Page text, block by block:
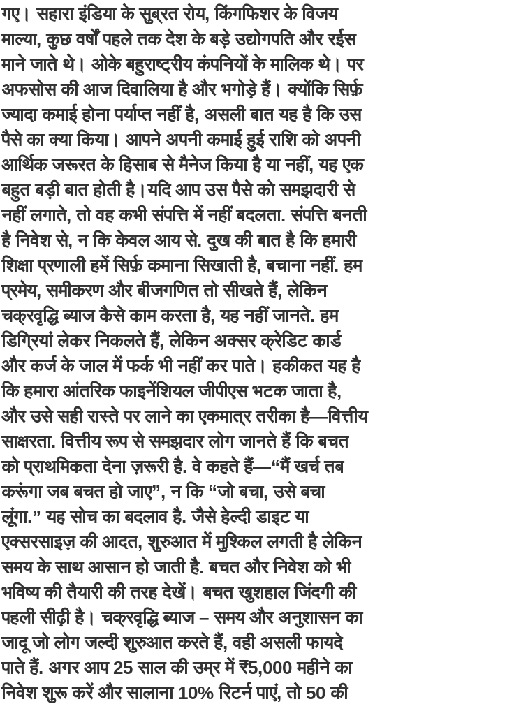
गए। सहारा इंडिया के सुब्रत रोय, किंगफिशर के विजय
माल्या, कुछ वर्षों पहले तक देश के बड़े उद्योगपति और रईस
माने जाते थे। ओके बहुराष्ट्रीय कंपनियों के मालिक थे। पर
अफसोस की आज दिवालिया है और भगोड़े हैं। क्योंकि सिर्फ़
ज्यादा कमाई होना पर्याप्त नहीं है, असली बात यह है कि उस
पैसे का क्या किया। आपने अपनी कमाई हुई राशि को अपनी
आर्थिक जरूरत के हिसाब से मैनेज किया है या नहीं, यह एक
बहुत बड़ी बात होती है।यदि आप उस पैसे को समझदारी से
नहीं लगाते, तो वह कभी संपत्ति में नहीं बदलता. संपत्ति बनती
है निवेश से, न कि केवल आय से. दुख की बात है कि हमारी
शिक्षा प्रणाली हमें सिर्फ़ कमाना सिखाती है, बचाना नहीं. हम
प्रमेय, समीकरण और बीजगणित तो सीखते हैं, लेकिन
चक्रवृद्धि ब्याज कैसे काम करता है, यह नहीं जानते. हम
डिग्रियां लेकर निकलते हैं, लेकिन अक्सर क्रेडिट कार्ड
और कर्ज के जाल में फर्क भी नहीं कर पाते। हकीकत यह है
कि हमारा आंतरिक फाइनेंशियल जीपीएस भटक जाता है,
और उसे सही रास्ते पर लाने का एकमात्र तरीका है—वित्तीय
साक्षरता. वित्तीय रूप से समझदार लोग जानते हैं कि बचत
को प्राथमिकता देना ज़रूरी है. वे कहते हैं—“मैं खर्च तब
करूंगा जब बचत हो जाए”, न कि “जो बचा, उसे बचा
लूंगा.” यह सोच का बदलाव है. जैसे हेल्दी डाइट या
एक्सरसाइज़ की आदत, शुरुआत में मुश्किल लगती है लेकिन
समय के साथ आसान हो जाती है. बचत और निवेश को भी
भविष्य की तैयारी की तरह देखें। बचत खुशहाल जिंदगी की
पहली सीढ़ी है। चक्रवृद्धि ब्याज – समय और अनुशासन का
जादू जो लोग जल्दी शुरुआत करते हैं, वही असली फायदे
पाते हैं. अगर आप 25 साल की उम्र में ₹5,000 महीने का
निवेश शुरू करें और सालाना 10% रिटर्न पाएं, तो 50 की